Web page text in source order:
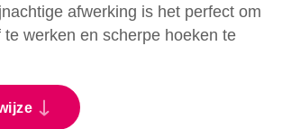
afwerking is het perfect om
werken en scherpe hoeken te